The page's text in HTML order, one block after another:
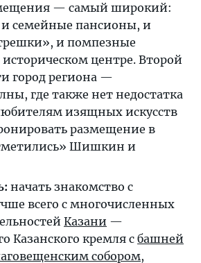
— самый широкий:
и семейные пансионы, и
и помпезные
центре. Второй
город региона —
где также нет недостатка
изящных искусств
размещение в
Шишкин и
начать знакомство с
всего с многочисленных
Казани —
Казанского кремля с башней
собором,